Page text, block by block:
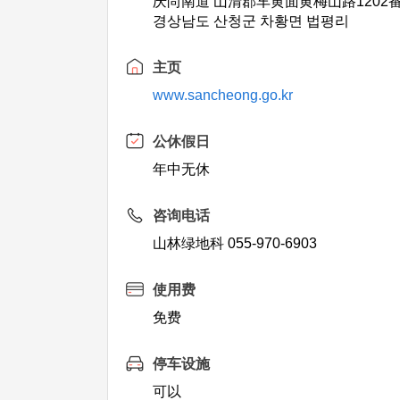
경상남도 산청군 차황면 법평리
主页
www.sancheong.go.kr
公休假日
年中无休
咨询电话
山林绿地科 055-970-6903
使用费
免费
停车设施
可以